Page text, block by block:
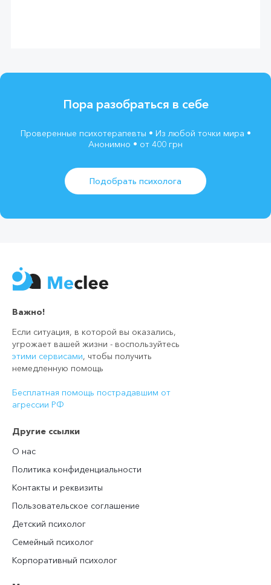
Пора разобраться в себе
Проверенные психотерапевты • Из любой точки мира •
Анонимно • от 400 грн
Подобрать психолога
Важно!
Если ситуация, в которой вы оказались,
угрожает вашей жизни - воспользуйтесь
этими сервисами, чтобы получить
немедленную помощь
Бесплатная помощь пострадавшим от
агрессии РФ
Другие ссылки
О нас
Политика конфиденциальности
Контакты и реквизиты
Пользовательское соглашение
Детский психолог
Семейный психолог
Корпоративный психолог